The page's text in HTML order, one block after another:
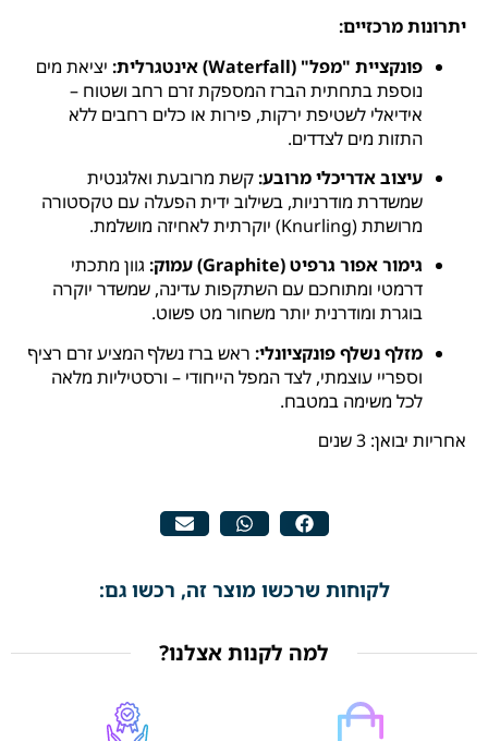
יתרונות מרכזיים:
פונקציית "מפל" (Waterfall) אינטגרלית:
יציאת מים
נוספת בתחתית הברז המספקת זרם רחב ושטוח –
אידיאלי לשטיפת ירקות, פירות או כלים רחבים ללא
התזות מים לצדדים.
עיצוב אדריכלי מרובע:קשת מרובעת ואלגנטית
שמשדרת מודרניות, בשילוב ידית הפעלה עם טקסטורה
מרושתת (Knurling) יוקרתית לאחיזה מושלמת.
גימור אפור גרפיט (Graphite) עמוק:
גוון מתכתי
דרמטי ומתוחכם עם השתקפות עדינה, שמשדר יוקרה
בוגרת ומודרנית יותר משחור מט פשוט.
מזלף נשלף פונקציונלי: ראש ברז נשלף המציע זרם רציף
וספריי עוצמתי, לצד המפל הייחודי – ורסטיליות מלאה
לכל משימה במטבח.
אחריות יבואן: 3 שנים
לקוחות שרכשו מוצר זה, רכשו גם:
למה לקנות אצלנו?